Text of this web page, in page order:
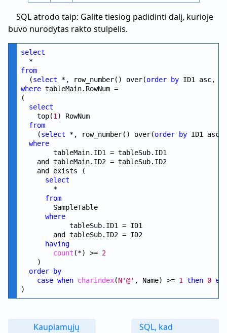
SQL atrodo taip: Galite tiesiog padidinti dalį, kurioje
buvo nurodytas rakto stulpelis.
select
from
  (
select *, row_number() over(order by ID1 asc,
where tableMain.RowNum =
(
select
    top(
1 ) RowNum
from
    (
select *, row_number() over(order by ID1
where
        tableMain.ID1 = tableSub.ID1
    and tableMain.ID2 = tableSub.ID2
    and exists (
select
        *
from
        SampleTable
where
            tableSub.ID1 = ID1
        and tableSub.ID2 = ID2
having
count (*) >= 2
    )
order
by
case when charindex(N'@' , Name) >= 1 then 0
Kaupiamųjų
SQL, kad